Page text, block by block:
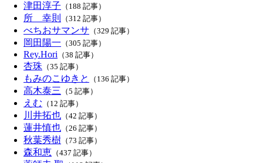
津田淳子 （188 記事）
所 幸則 （312 記事）
べちおサマンサ （329 記事）
岡田陽一 （305 記事）
Rey.Hori （38 記事）
杏珠 （35 記事）
もみのこゆきと （136 記事）
高木泰三 （5 記事）
えむ （12 記事）
川井拓也 （42 記事）
蓮井慎也 （26 記事）
秋葉秀樹 （73 記事）
森和恵 （437 記事）